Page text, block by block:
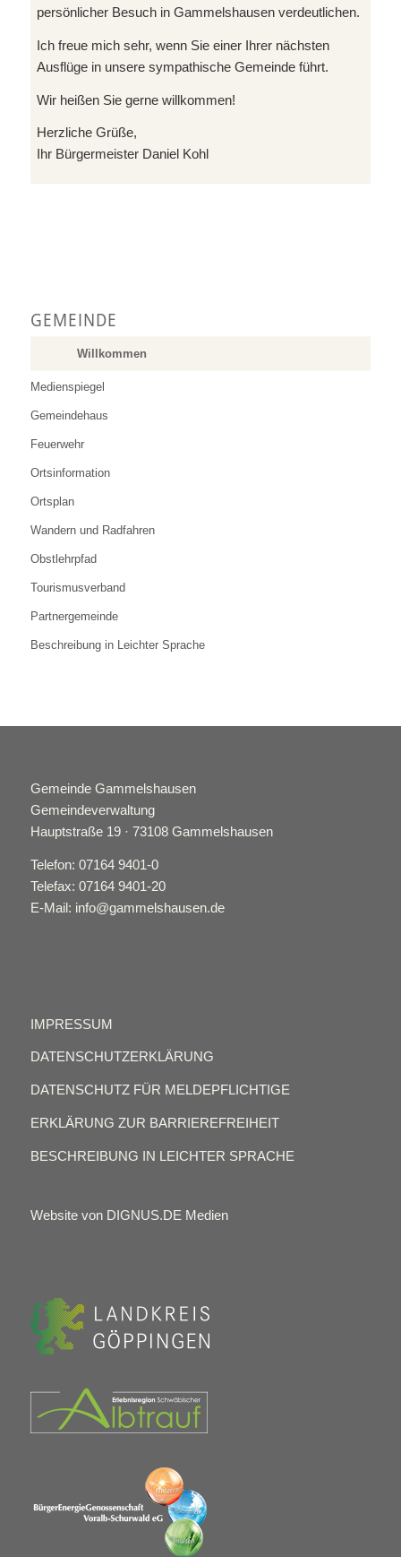
persönlicher Besuch in Gammelshausen verdeutlichen.
Ich freue mich sehr, wenn Sie einer Ihrer nächsten
Ausflüge in unsere sympathische Gemeinde führt.
Wir heißen Sie gerne willkommen!
Herzliche Grüße,
Ihr Bürgermeister Daniel Kohl
GEMEINDE
Willkommen
Medienspiegel
Gemeindehaus
Feuerwehr
Ortsinformation
Ortsplan
Wandern und Radfahren
Obstlehrpfad
Tourismusverband
Partnergemeinde
Beschreibung in Leichter Sprache
Gemeinde Gammelshausen
Gemeindeverwaltung
Hauptstraße 19 · 73108 Gammelshausen
Telefon: 07164 9401-0
Telefax: 07164 9401-20
E-Mail: info@gammelshausen.de
IMPRESSUM
DATENSCHUTZERKLÄRUNG
DATENSCHUTZ FÜR MELDEPFLICHTIGE
ERKLÄRUNG ZUR BARRIEREFREIHEIT
BESCHREIBUNG IN LEICHTER SPRACHE
Website von DIGNUS.DE Medien